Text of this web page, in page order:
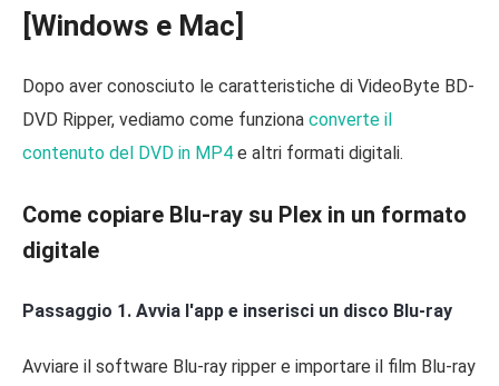
[Windows e Mac]
Dopo aver conosciuto le caratteristiche di VideoByte BD-
DVD Ripper, vediamo come funziona converte il
contenuto del DVD in MP4 e altri formati digitali.
Come copiare Blu-ray su Plex in un formato
digitale
Passaggio 1. Avvia l'app e inserisci un disco Blu-ray
Avviare il software Blu-ray ripper e importare il film Blu-ray